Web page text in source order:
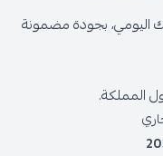
اليومي، بجودة مضمونة